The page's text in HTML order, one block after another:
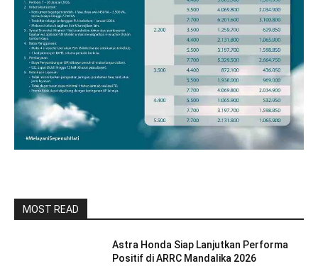
MOST READ
Astra Honda Siap Lanjutkan Performa
Positif di ARRC Mandalika 2026